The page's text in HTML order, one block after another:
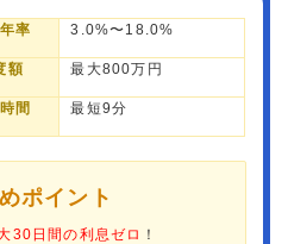
率 3.0%〜18.0%
額 最大800万円
間 最短9分
ポイント
30日間の利息ゼロ ！